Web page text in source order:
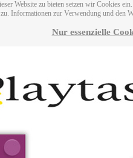
Website zu bieten setzen wir Cookies
zu. Informationen zur Verwendung und den
Nur essenzielle